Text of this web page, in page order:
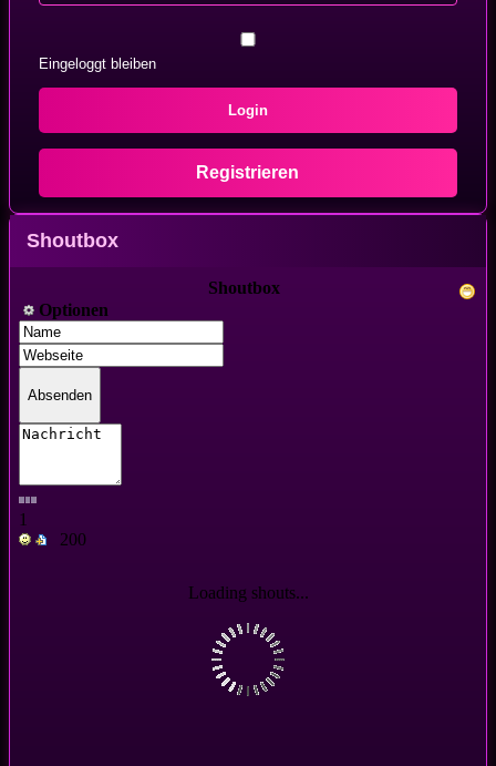
Eingeloggt bleiben
Login
Registrieren
Shoutbox